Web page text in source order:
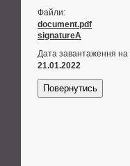
Файли:
document.pdf
signatureA
Дата завантаження
21.01.2022
Повернутись